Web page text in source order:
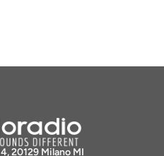
20129 Milano MI